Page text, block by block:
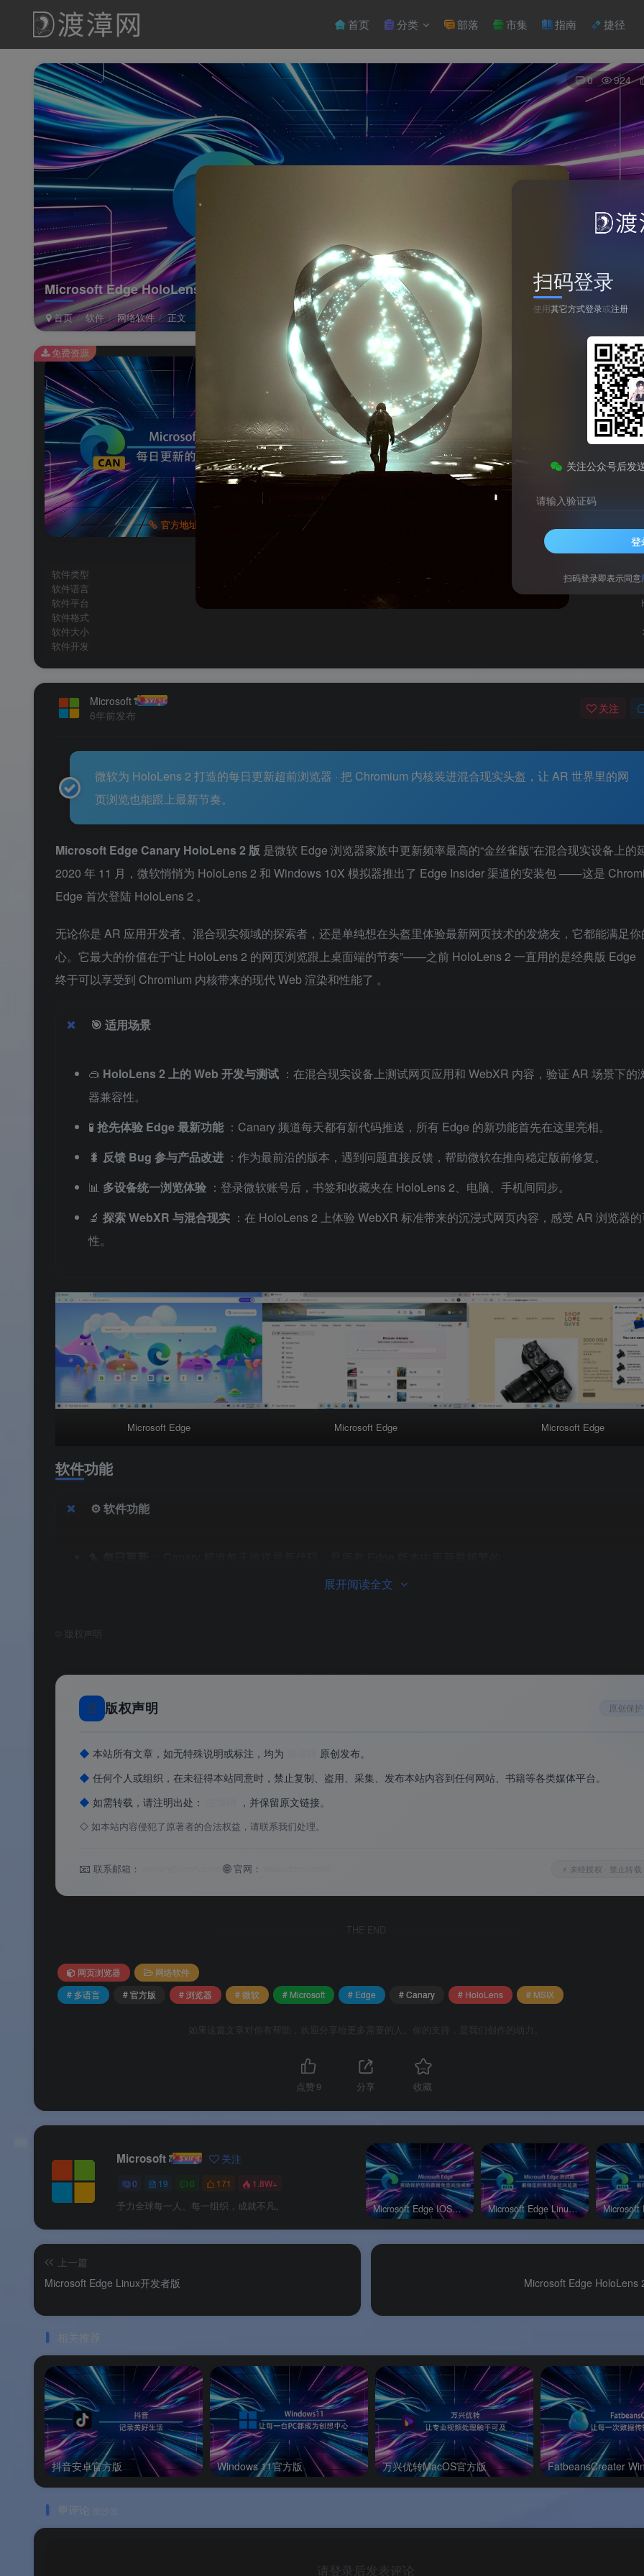
首页 分类 部落 市集 指南 捷径
Microsoft Edge HoloLens 2 Canary官方版
首页 软件 网络软件 正文
0 924
官方地址
Microsoft Edge HoloLens 2 Canary官方版
此内容为免费资源，请登录后查看
0
技术支持 安装调试
软件类型
软件语言
软件平台
软件格式
软件大小
软件开发
免费资源
Microsoft
6年前发布
关注
微软为 HoloLens 2 打造的每日更新超前浏览器 · 把 Chromium 内核装进混合现实头盔，让 AR 世界里的网
页浏览也能跟上最新节奏。
Microsoft Edge Canary HoloLens 2 版 是微软 Edge 浏览器家族中更新频率最高的“金丝雀版”在混合现实设备上的
2020 年 11 月，微软悄悄为 HoloLens 2 和 Windows 10X 模拟器推出了 Edge Insider 渠道的安装包——这是
Edge 首次登陆 HoloLens 2 。
无论你是 AR 应用开发者、混合现实领域的探索者，还是单纯想在头盔里体验最新网页技术的发烧友，它都能满足
心。它最大的价值在于“让 HoloLens 2 的网页浏览跟上桌面端的节奏”——之前 HoloLens 2 一直用的是经典版 Edge
终于可以享受到 Chromium 内核带来的现代 Web 渲染和性能了 。
🎯 适用场景
🥽 HoloLens 2 上的 Web 开发与测试 ：在混合现实设备上测试网页应用和 WebXR 内容，验证 AR 场景下的
器兼容性。
🧪 抢先体验 Edge 最新功能 ：Canary 频道每天都有新代码推送，所有 Edge 的新功能首先在这里亮相。
🐛 反馈 Bug 参与产品改进 ：作为最前沿的版本，遇到问题直接反馈，帮助微软在推向稳定版前修复。
📊 多设备统一浏览体验 ：登录微软账号后，书签和收藏夹在 HoloLens 2、电脑、手机间同步。
🔬 探索 WebXR 与混合现实 ：在 HoloLens 2 上体验 WebXR 标准带来的沉浸式网页内容，感受 AR 浏览器
性。
Microsoft Edge Microsoft Edge Microsoft Edge
软件功能
⚙️ 软件功能
：基于 Chromium 引擎，为 HoloLens 2 带来更快的网页加载速度和更现
🎨
🔗跨设备同步：登录微软账号后，收藏夹、密码、历史记录可在 HoloLens 2 与其他设备间同步。
🧪实验性功能开关 页面可以开启各种实验性功能，探索微软正在开发中的最新技术。
软件特色
✨ 软件特色
代。
：Canary 可以与 HoloLens 2 上的稳定版 Edge 同时安装，互不干扰。
🧪实验性功能最丰富：通过
💡 开发者友好 ：支持远程调试工具，方便在 HoloLens 2 上调试 Web 应用和 PWA。
：全球顶级科技公司持续投入，品质有保障。
：在 AR 设备上体验最前沿的浏览器技术。
💎
Chromium 加持
：告别经典版 Edge，享受现代 Web 渲染引擎带来的流畅体验。
🎯让 HoloLens 2 浏览体验焕新：HoloLens 2 用户终于可以体验到 Chromium 版 Edge 的强大功能。
📌
系统要求
🖥️系统要求
配置项 最低配置
推荐配置
HoloLens 2 实体设备
展开阅读全文
版权声明
📄 版权声明 原创保护
◆ 本站所有文章，如无特殊说明或标注，均为
原创发布。
◆ 任何个人或组织，在未征得本站同意时，禁止复制、盗用、采集、发布本站内容到任何网站、书籍等各类媒体平台。
◆ 如需转载，请注明出处： ，并保留原文链接。
◇ 如本站内容侵犯了原著者的合法权益，请联系我们处理。
📧 联系邮箱： admin@dzcrv.com🌐官网： ⚡ 未经授权 · 禁止转载
THE END
网页浏览器
网络软件
# 多语言
# 官方版 # 浏览器 # 微软 # Microsoft # Edge # Canary # HoloLens # MSIX
如果这篇文章对你有帮助，欢迎分享给更多需要的人。你的支持，是我们创作的动力。
点赞 9 分享 收藏
Microsoft 关注
0 19 0 171 1.8W+
予力全球每一人、每一组织，成就不凡。 Microsoft Edge IOS官方版 Microsoft Edge Linux测试版
上一篇
Microsoft Edge Linux开发者版
Microsoft Edge HoloLens
相关推荐
抖音安卓官方版 Windows 11官方版 万兴优转MacOS官方版
💬评论
请登录后发表评论
扫码登录
使用其它方式登录或注册
关注公众号后发
请输入验证码
登
扫码登录即表示同意